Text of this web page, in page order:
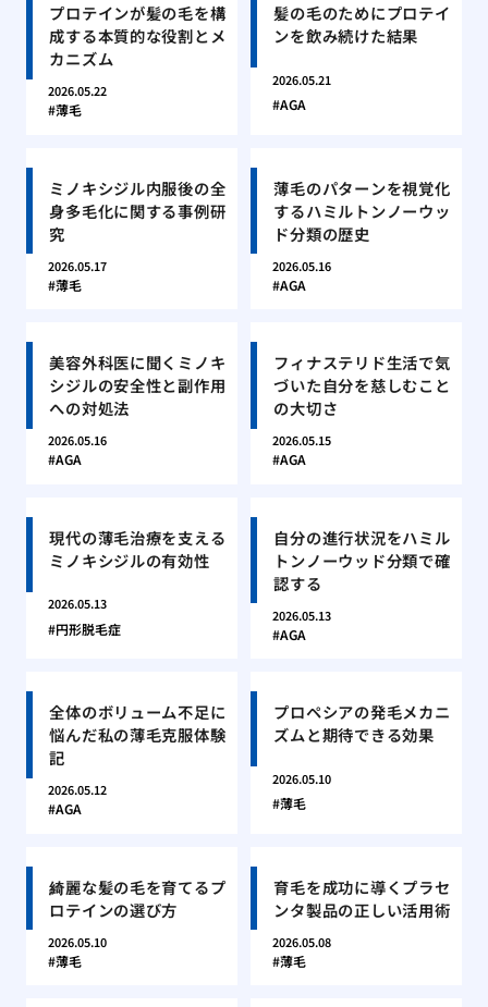
プロテインが髪の毛を構
成する本質的な役割とメ
カニズム
2026.05.22
薄毛
髪の毛のためにプロテイ
ンを飲み続けた結果
2026.05.21
AGA
ミノキシジル内服後の全
身多毛化に関する事例研
究
2026.05.17
薄毛
薄毛のパターンを視覚化
するハミルトンノーウッ
ド分類の歴史
2026.05.16
AGA
美容外科医に聞くミノキ
シジルの安全性と副作用
への対処法
2026.05.16
AGA
フィナステリド生活で気
づいた自分を慈しむこと
の大切さ
2026.05.15
AGA
現代の薄毛治療を支える
ミノキシジルの有効性
2026.05.13
円形脱毛症
自分の進行状況をハミル
トンノーウッド分類で確
認する
2026.05.13
AGA
全体のボリューム不足に
悩んだ私の薄毛克服体験
記
2026.05.12
AGA
プロペシアの発毛メカニ
ズムと期待できる効果
2026.05.10
薄毛
綺麗な髪の毛を育てるプ
ロテインの選び方
2026.05.10
薄毛
育毛を成功に導くプラセ
ンタ製品の正しい活用術
2026.05.08
薄毛